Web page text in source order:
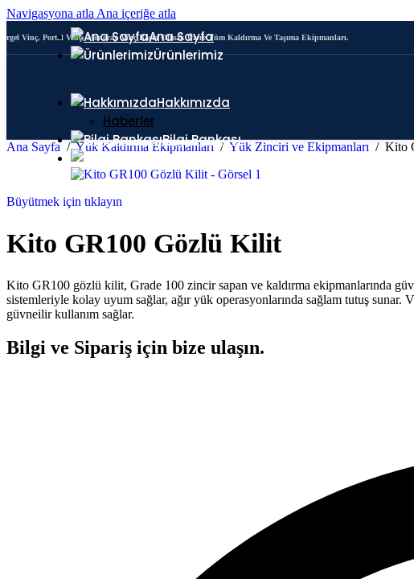
Navigasyona atla Ana içeriğe atla
Vinç, Portal Vinç, Monoray Vinç Başta Olmak Üzere Tüm Kaldırma Ve Taşıma Ekipmanları.
Ana Sayfa
Ürünlerimiz
Hakkımızda
Haberler
Bilgi Bankası
İletişim
Ana Sayfa /Yük Kaldırma Ekipmanları / Yük Zinciri ve Ekipmanları / Kito
Büyütmek için tıklayın
Kito GR100 Gözlü Kilit
Kito GR100 gözlü kilit, Grade 100 zincir sapan ve kaldırma ekipmanlarında
sistemleriyle kolay uyum sağlar, ağır yük operasyonlarında sağlam tutuş
güvneilir kullanım sağlar.
Bilgi ve Sipariş için bize ulaşın.